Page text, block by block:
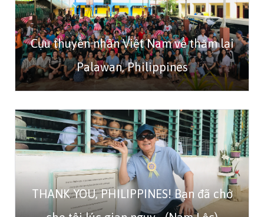
Cựu thuyền nhân Việt Nam về thăm lại
Palawan, Philippines
THANK YOU, PHILIPPINES! Bạn đã chở